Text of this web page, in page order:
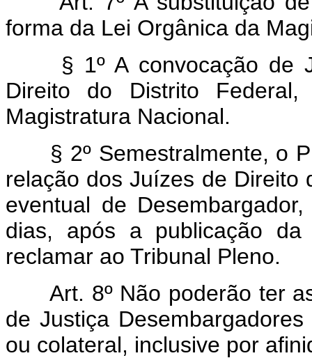
forma da Lei Orgânica da
§ 1º A convocação de
Direito do Distrito
Magistratura Nacional.
§ 2º Semestralmente, o
relação dos Juízes de Direito
eventual de
dias, após a publicação da
reclamar ao Tribunal Pleno.
Art. 8º Não poderão ter
de Justiça
ou colateral, inclusive por